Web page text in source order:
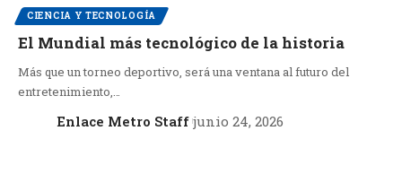
CIENCIA Y TECNOLOGÍA
El Mundial más tecnológico de la historia
Más que un torneo deportivo, será una ventana al futuro del
entretenimiento,…
Enlace Metro Staff junio 24, 2026